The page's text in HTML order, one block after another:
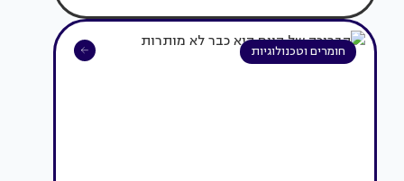
חומרים וטכנולוגיות